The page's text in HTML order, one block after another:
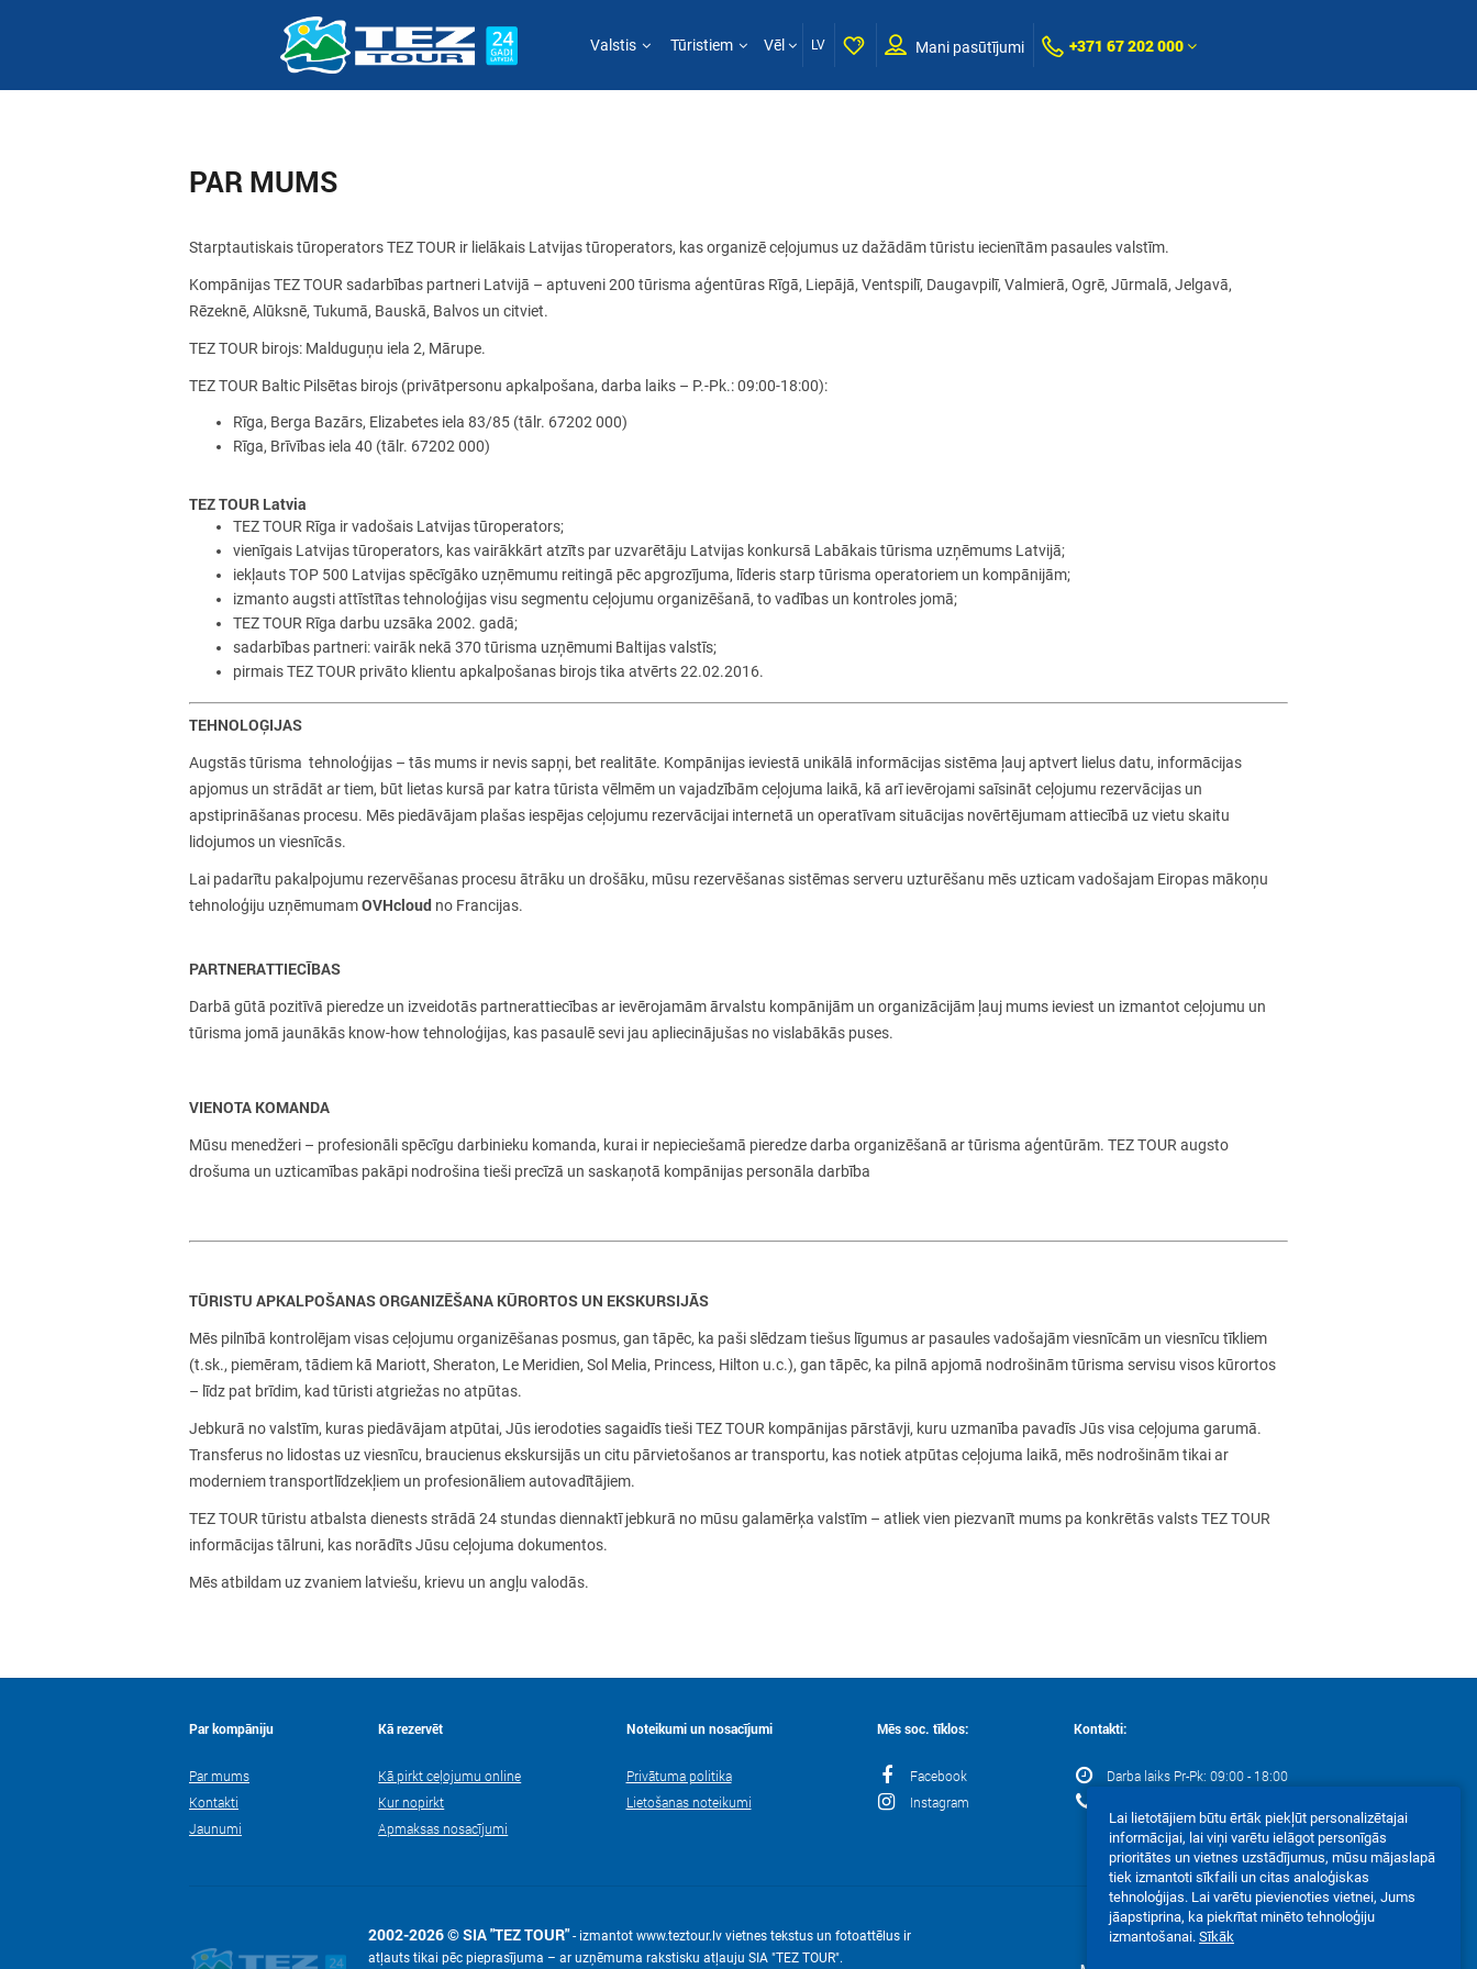
Valstis Tūristiem Vēl LV Mani pasūtījumi +371 67 202 000
PAR MUMS
Starptautiskais tūroperators TEZ TOUR ir lielākais Latvijas tūroperators, kas organizē ceļojumus uz dažādām tūristu iecienītām pasaules valstīm.
Kompānijas TEZ TOUR sadarbības partneri Latvijā – aptuveni 200 tūrisma aģentūras Rīgā, Liepājā, Ventspilī, Daugavpilī, Valmierā, Ogrē, Jūrmalā, Jelgavā,
Rēzeknē, Alūksnē, Tukumā, Bauskā, Balvos un citviet.
TEZ TOUR birojs: Malduguņu iela 2, Mārupe.
TEZ TOUR Baltic Pilsētas birojs (privātpersonu apkalpošana, darba laiks – P.-Pk.: 09:00-18:00):
Rīga, Berga Bazārs, Elizabetes iela 83/85 (tālr. 67202 000)
Rīga, Brīvības iela 40 (tālr. 67202 000)
TEZ TOUR Latvia
TEZ TOUR Rīga ir vadošais Latvijas tūroperators;
vienīgais Latvijas tūroperators, kas vairākkārt atzīts par uzvarētāju Latvijas konkursā Labākais tūrisma uzņēmums Latvijā;
iekļautsTOP 500 Latvijas spēcīgāko uzņēmumu reitingā pēc apgrozījuma, līderis starp tūrisma operatoriem un kompānijām;
izmanto augsti attīstītas tehnoloģijas visu segmentu ceļojumu organizēšanā, to vadības un kontroles jomā;
TEZ TOUR Rīga darbu uzsāka 2002. gadā;
sadarbības partneri: vairāk nekā 370 tūrisma uzņēmumi Baltijas valstīs;
pirmais TEZ TOUR privāto klientu apkalpošanas birojs tika atvērts 22.02.2016.
TEHNOLOĢIJAS
Augstās tūrisma tehnoloģijas – tās mums ir nevis sapņi, bet realitāte. Kompānijas ieviestā unikālā informācijas sistēma ļauj aptvert lielus datu, informācijas
apjomus un strādāt ar tiem, būt lietas kursā par katra tūrista vēlmēm un vajadzībām ceļojuma laikā, kā arī ievērojami saīsināt ceļojumu rezervācijas un
apstiprināšanas procesu. Mēs piedāvājam plašas iespējas ceļojumu rezervācijai internetā un operatīvam situācijas novērtējumam attiecībā uz vietu skaitu
lidojumos un viesnīcās.
Lai padarītu pakalpojumu rezervēšanas procesu ātrāku un drošāku, mūsu rezervēšanas sistēmas serveru uzturēšanu mēs uzticam vadošajam Eiropas mākoņu
tehnoloģiju uzņēmumamOVHcloud no Francijas.
PARTNERATTIECĪBAS
Darbā gūtā pozitīvā pieredze un izveidotās partnerattiecības ar ievērojamām ārvalstu kompānijām un organizācijām ļauj mums ieviest un izmantot ceļojumu un
tūrisma jomā jaunākās know-how tehnoloģijas, kas pasaulē sevi jau apliecinājušas no vislabākās puses.
VIENOTA KOMANDA
Mūsu menedžeri – profesionāli spēcīgu darbinieku komanda, kurai ir nepieciešamā pieredze darba organizēšanā ar tūrisma aģentūrām. TEZ TOUR augsto
drošuma un uzticamības pakāpi nodrošina tieši precīzā un saskaņotā kompānijas personāla darbība
TŪRISTU APKALPOŠANAS ORGANIZĒŠANA KŪRORTOS UN EKSKURSIJĀS
Mēs pilnībā kontrolējam visas ceļojumu organizēšanas posmus, gan tāpēc, ka paši slēdzam tiešus līgumus ar pasaules vadošajām viesnīcām un viesnīcu tīkliem
(t.sk., piemēram, tādiem kā Mariott, Sheraton, Le Meridien, Sol Melia, Princess, Hilton u.c.), gan tāpēc, ka pilnā apjomā nodrošinām tūrisma servisu visos kūrortos
– līdz pat brīdim, kad tūristi atgriežas no atpūtas.
Jebkurā no valstīm, kuras piedāvājam atpūtai, Jūs ierodoties sagaidīs tieši TEZ TOUR kompānijas pārstāvji, kuru uzmanība pavadīs Jūs visa ceļojuma garumā.
Transferus no lidostas uz viesnīcu, braucienus ekskursijās un citu pārvietošanos ar transportu, kas notiek atpūtas ceļojuma laikā, mēs nodrošinām tikai ar
moderniem transportlīdzekļiem un profesionāliem autovadītājiem.
TEZ TOUR tūristu atbalsta dienests strādā 24 stundas diennaktī jebkurā no mūsu galamērķa valstīm – atliek vien piezvanīt mums pa konkrētās valsts TEZ TOUR
informācijas tālruni, kas norādīts Jūsu ceļojuma dokumentos.
Mēs atbildam uz zvaniem latviešu, krievu un angļu valodās.
Par kompāniju
Par mums
Kontakti
Jaunumi
Kā rezervēt
Kā pirkt ceļojumu online
Kur nopirkt
Apmaksas nosacījumi
Noteikumi un nosacījumi
Privātuma politika
Lietošanas noteikumi
Mēs soc. tīklos:
Facebook
Instagram
Kontakti:
Darba laiks Pr-Pk: 09:00 - 18:00
2002-2026 © SIA "TEZ TOUR" - izmantot www.teztour.lv vietnes tekstus un fotoattēlus ir
atļauts tikai pēc pieprasījuma – ar uzņēmuma rakstisku atļauju SIA "TEZ TOUR".
Lai lietotājiem būtu ērtāk piekļūt personalizētajai
informācijai, lai viņi varētu ielāgot personīgās
prioritātes un vietnes uzstādījumus, mūsu mājaslapā
tiek izmantoti sīkfaili un citas analoģiskas
tehnoloģijas. Lai varētu pievienoties vietnei, Jums
jāapstiprina, ka piekrītat minēto tehnoloģiju
izmantošanai. Sīkāk